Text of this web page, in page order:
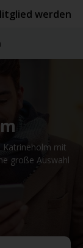
werden
Katrineholm mit
große Auswahl